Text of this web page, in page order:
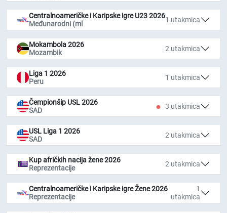
Centralnoameričke i Karipske igre U23 2026
Međunarodni (ml
1 utakmica
Mokambola 2026
Mozambik
2 utakmica
Liga 1 2026
Peru
1 utakmica
Čempionšip USL 2026
SAD
3 utakmica
USL Liga 1 2026
SAD
2 utakmica
Kup afričkih nacija žene 2026
Reprezentacije
2 utakmica
Centralnoameričke i Karipske igre Žene 2026
Reprezentacije
1
utakmica